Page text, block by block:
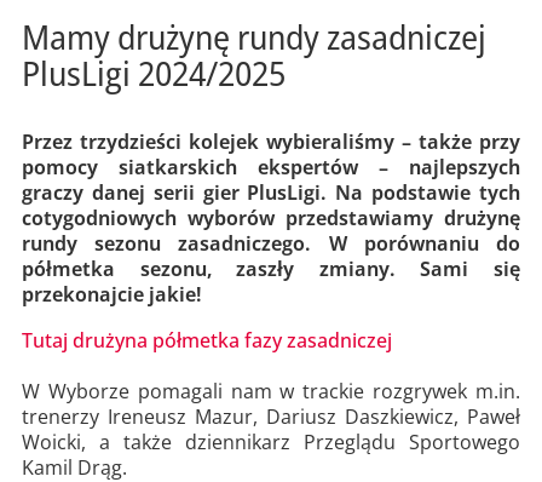
Mamy drużynę rundy zasadniczej
PlusLigi 2024/2025
Przez trzydzieści kolejek wybieraliśmy – także przy
pomocy siatkarskich ekspertów – najlepszych
graczy danej serii gier PlusLigi. Na podstawie tych
cotygodniowych wyborów przedstawiamy drużynę
rundy sezonu zasadniczego. W porównaniu do
półmetka sezonu, zaszły zmiany. Sami się
przekonajcie jakie!
Tutaj drużyna półmetka fazy zasadniczej
W Wyborze pomagali nam w trackie rozgrywek m.in.
trenerzy Ireneusz Mazur, Dariusz Daszkiewicz, Paweł
Woicki, a także dziennikarz Przeglądu Sportowego
Kamil Drąg.